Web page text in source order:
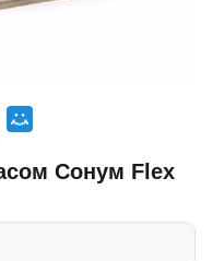
Сонум Flex